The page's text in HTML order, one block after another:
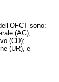
sono:
(AG);
(CD);
(UR), e